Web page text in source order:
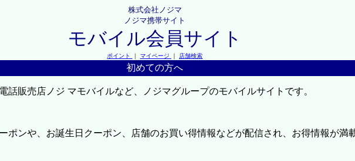
株式会社ノジマ
ノジマ携帯サイト
モバイル会員サイト
ポイント ｜ マイページ ｜ 店舗検索
初めての方へ
販売店ノジ マモバイルなど、ノジマグループのモバイルサイトです。
ポンや、お誕生日クーポン、店舗のお買い得情報などが配信され、お得情報が満